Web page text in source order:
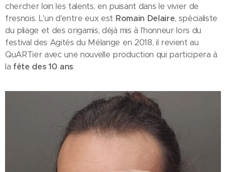
chercher loin les talents, en puisant dans le vivier de
fresnois. L'un d'entre eux est Romain Delaire, spécialiste
du pliage et des origamis, déjà mis à l'honneur lors du
festival des Agités du Mélange en 2018, il revient au
QuARTier avec une nouvelle production qui participera à
la fête des 10 ans.